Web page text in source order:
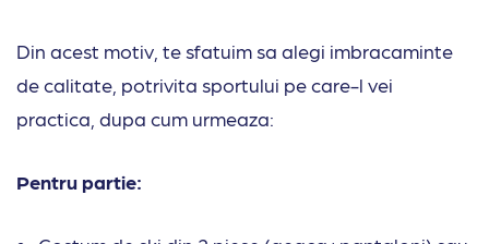
Din acest motiv, te sfatuim sa alegi imbracaminte
de calitate, potrivita sportului pe care-l vei
practica, dupa cum urmeaza:
Pentru partie: